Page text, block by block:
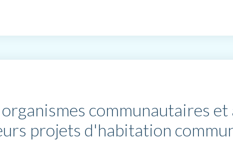
communautaires et
projets d'habitation